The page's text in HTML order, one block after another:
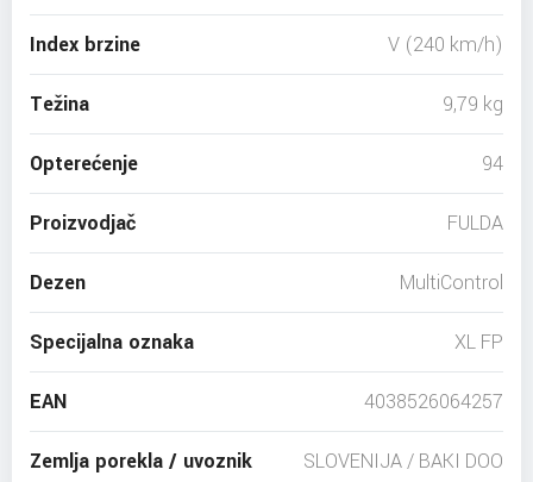
Index brzine V (240 km/h)
Težina 9,79 kg
Opterećenje 94
Proizvodjač FULDA
Dezen MultiControl
Specijalna oznaka XL FP
EAN 4038526064257
Zemlja porekla / uvoznik SLOVENIJA / BAKI DOO